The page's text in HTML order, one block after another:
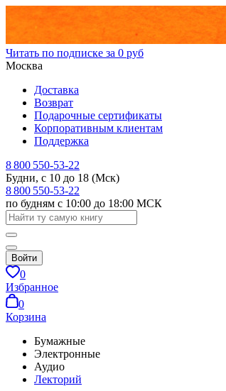
Читать по подписке за 0 руб
Москва
Доставка
Возврат
Подарочные сертификаты
Корпоративным клиентам
Поддержка
8 800 550-53-22
Будни, с 10 до 18 (Мск)
8 800 550-53-22
по будням с 10:00 до 18:00 МСК
Войти
0
Избранное
0
Корзина
Бумажные
Электронные
Аудио
Лекторий